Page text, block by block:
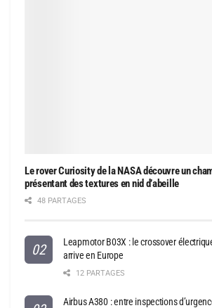
Le rover Curiosity de la NASA découvre un
présentant des textures en nid d’abeille
48 PARTAGES
Leapmotor B03X : le crossover
arrive en Europe
12 PARTAGES
Airbus A380 : entre inspections